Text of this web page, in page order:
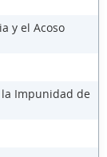
y el Acoso
Impunidad de